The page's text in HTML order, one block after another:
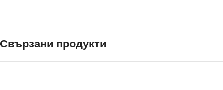
Свързани продукти